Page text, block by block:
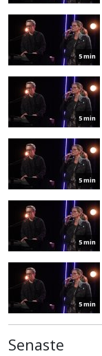
5 min
5 min
5 min
5 min
5 min
Senaste